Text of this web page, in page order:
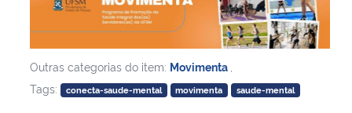
Outras categorias do item: Movimenta
Tags:
conecta-saude-mental movimenta saude-mental